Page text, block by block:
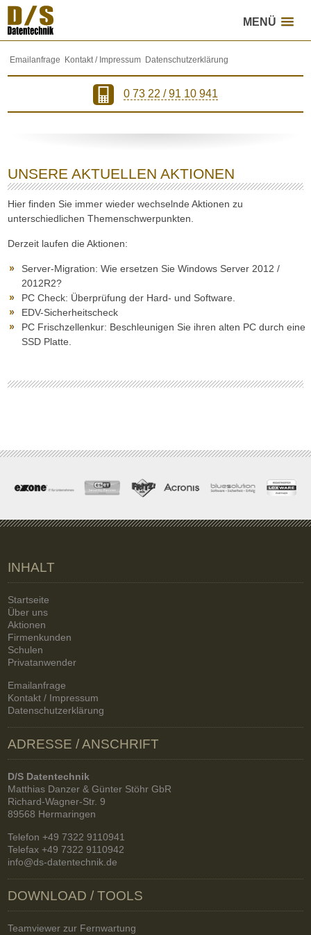
MENÜ
Emailanfrage Kontakt / Impressum Datenschutzerklärung
0 73 22 / 91 10 941
UNSERE AKTUELLEN AKTIONEN
Hier finden Sie immer wieder wechselnde Aktionen zu
unterschiedlichen Themenschwerpunkten.
Derzeit laufen die Aktionen:
Server-Migration: Wie ersetzen Sie Windows Server 2012 /
2012R2?
PC Check: Überprüfung der Hard- und Software.
EDV-Sicherheitscheck
PC Frischzellenkur: Beschleunigen Sie ihren alten PC durch eine
SSD Platte.
INHALT
Startseite
Über uns
Aktionen
Firmenkunden
Schulen
Privatanwender
Emailanfrage
Kontakt / Impressum
Datenschutzerklärung
ADRESSE / ANSCHRIFT
D/S Datentechnik
Matthias Danzer & Günter Stöhr GbR
Richard-Wagner-Str. 9
89568 Hermaringen
Telefon +49 7322 9110941
Telefax +49 7322 9110942
info@ds-datentechnik.de
DOWNLOAD / TOOLS
Teamviewer zur Fernwartung